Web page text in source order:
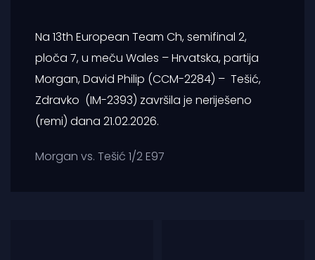
Na 13th European Team Ch, semifinal 2,
ploča 7, u meču Wales – Hrvatska, partija
Morgan, David Philip (CCM-2284) – Tešić,
Zdravko (IM-2393) završila je neriješeno
(remi) dana 21.02.2026.
Morgan vs. Tešić 1/2 E97